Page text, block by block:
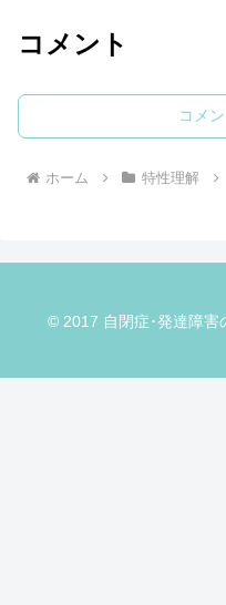
コメント
コメ
ホーム 特性理解
© 2017 自閉症･発達障害